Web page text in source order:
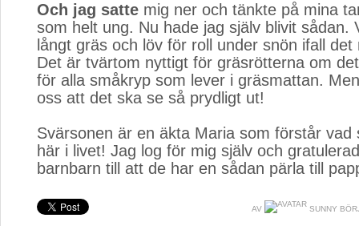
Och jag satte mig ner och tänkte på mina
som helt ung. Nu hade jag själv blivit sådan.
långt gräs och löv för roll under snön ifall det
Det är tvärtom nyttigt för gräsrötterna om
för alla småkryp som lever i gräsmattan.
oss att det ska se så prydligt ut!
Svärsonen är en äkta Maria som förstår vad
här i livet! Jag log för mig själv och
barnbarn till att de har en sådan pärla till
AV SUNNY